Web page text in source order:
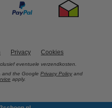
Privacy Cookies
eventuele verzendkosten.
and the Google Privacy Policy and
apply.